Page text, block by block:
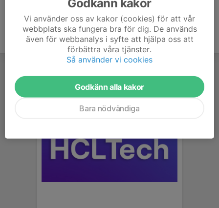
Vi använder oss av kakor (cookies) för att vår
webbplats ska fungera bra för dig. De används
även för webbanalys i syfte att hjälpa oss att
förbättra våra tjänster.
Så använder vi cookies
Godkänn alla kakor
Bara nödvändiga